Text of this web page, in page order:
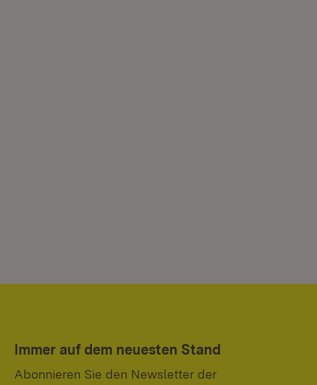
Immer auf dem neuesten Stand
Abonnieren Sie den Newsletter der